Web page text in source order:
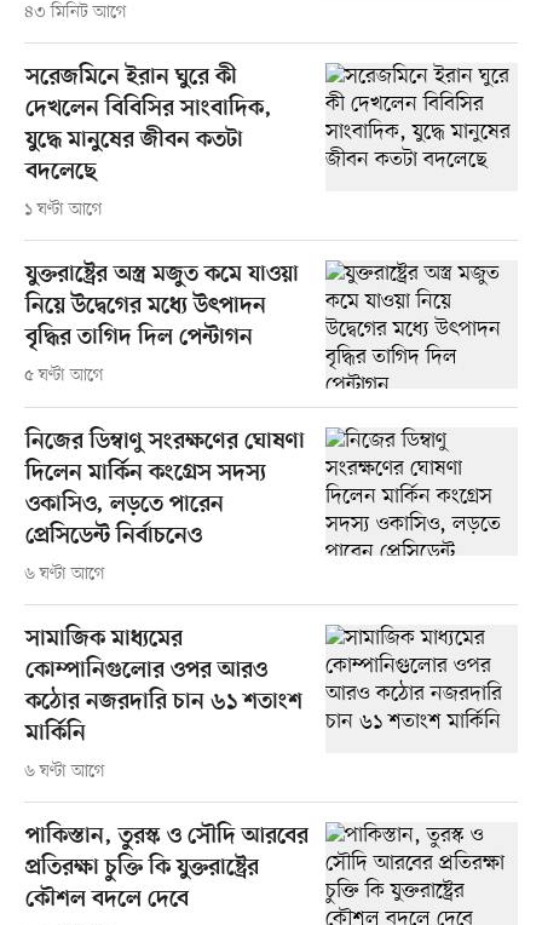
৪৩ মিনিট আগে
সরেজমিনে ইরান ঘুরে কী
দেখলেন বিবিসির সাংবাদিক,
যুদ্ধে মানুষের জীবন কতটা
বদলেছে
১ ঘণ্টা আগে
যুক্তরাষ্ট্রের অস্ত্র মজুত কমে যাওয়া
নিয়ে উদ্বেগের মধ্যে উৎপাদন
বৃদ্ধির তাগিদ দিল পেন্টাগন
৫ ঘণ্টা আগে
নিজের ডিম্বাণু সংরক্ষণের ঘোষণা
দিলেন মার্কিন কংগ্রেস সদস্য
ওকাসিও, লড়তে পারেন
প্রেসিডেন্ট নির্বাচনেও
৬ ঘণ্টা আগে
সামাজিক মাধ্যমের
কোম্পানিগুলোর ওপর আরও
কঠোর নজরদারি চান ৬১ শতাংশ
মার্কিনি
৬ ঘণ্টা আগে
পাকিস্তান, তুরস্ক ও সৌদি আরবের
প্রতিরক্ষা চুক্তি কি যুক্তরাষ্ট্রের
কৌশল বদলে দেবে